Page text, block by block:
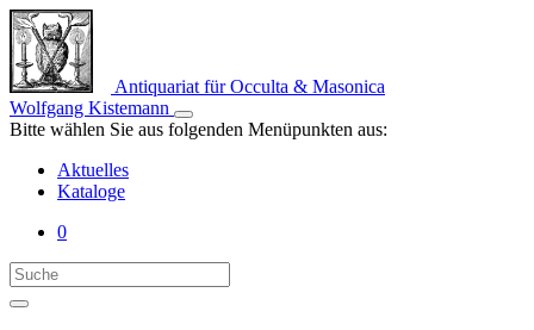
Antiquariat für Occulta & Masonica
Wolfgang Kistemann
Bitte wählen Sie aus folgenden Menüpunkten aus:
Aktuelles
Kataloge
0